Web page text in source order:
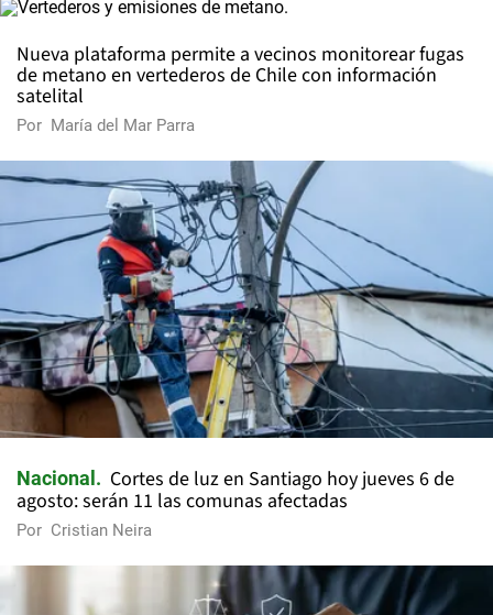
Nueva plataforma permite a vecinos monitorear fugas
de metano en vertederos de Chile con información
satelital
Por María del Mar Parra
Nacional
Cortes de luz en Santiago hoy jueves 6 de
agosto: serán 11 las comunas afectadas
Por Cristian Neira